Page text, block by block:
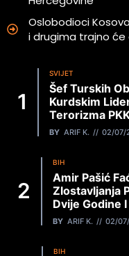
Oslobodioci
i drugima trajno će
SVIJET
Šef Turskih
Kurdskim
Terorizma
BY ARIF K. 02/07/
BIH
Amir Pašić
Zlostavljanja
Dvije Godine
BY ARIF K. 02/
BIH